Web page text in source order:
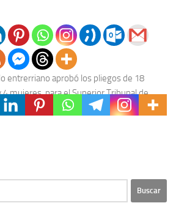
entrerriano aprobó los pliegos de 18
mujeres, para el Superior Tribunal de
enviados...